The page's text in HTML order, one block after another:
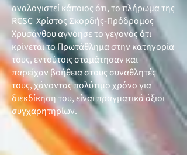
αναλογιστεί κάποιος ότι, το πλήρωμα της
RCSC Χρίστος Σκορδής-Πρόδρομος
Χρυσάνθου αγνόησε το γεγονός ότι
κρίνεται το Πρωτάθλημα στην κατηγορία
τους, εντούτοις σταμάτησαν και
παρείχαν βοήθεια στους συναθλητές
τους, χάνοντας πολύτιμο χρόνο για
διεκδίκηση του, είναι πραγματικά άξιοι
συγχαρητηρίων.